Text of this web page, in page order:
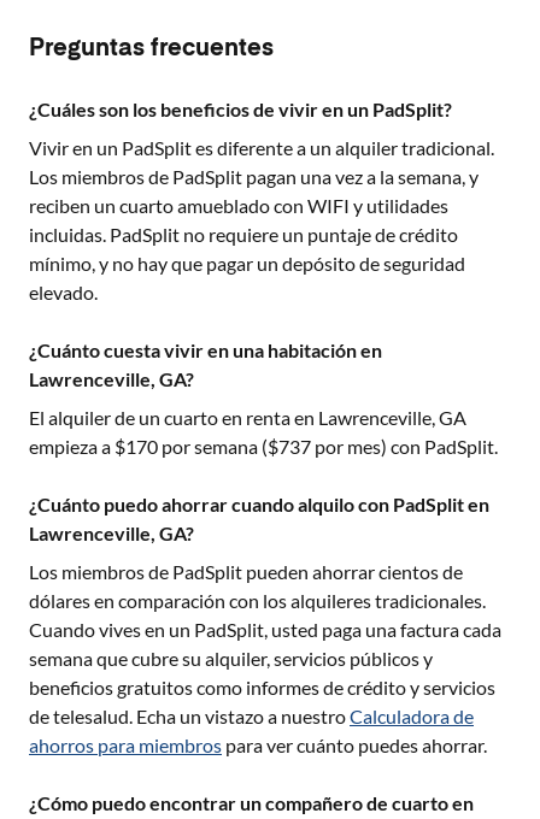
Preguntas frecuentes
¿Cuáles son los beneficios de vivir en un PadSplit?
Vivir en un PadSplit es diferente a un alquiler tradicional.
Los miembros de PadSplit pagan una vez a la semana, y
reciben un cuarto amueblado con WIFI y utilidades
incluidas. PadSplit no requiere un puntaje de crédito
mínimo, y no hay que pagar un depósito de seguridad
elevado.
¿Cuánto cuesta vivir en una habitación en
Lawrenceville, GA?
El alquiler de un cuarto en renta en Lawrenceville, GA
empieza a $170 por semana ($737 por mes) con PadSplit.
¿Cuánto puedo ahorrar cuando alquilo con PadSplit en
Lawrenceville, GA?
Los miembros de PadSplit pueden ahorrar cientos de
dólares en comparación con los alquileres tradicionales.
Cuando vives en un PadSplit, usted paga una factura cada
semana que cubre su alquiler, servicios públicos y
beneficios gratuitos como informes de crédito y servicios
de telesalud. Echa un vistazo a nuestroCalculadora de
ahorros para miembros para ver cuánto puedes ahorrar.
¿Cómo puedo encontrar un compañero de cuarto en